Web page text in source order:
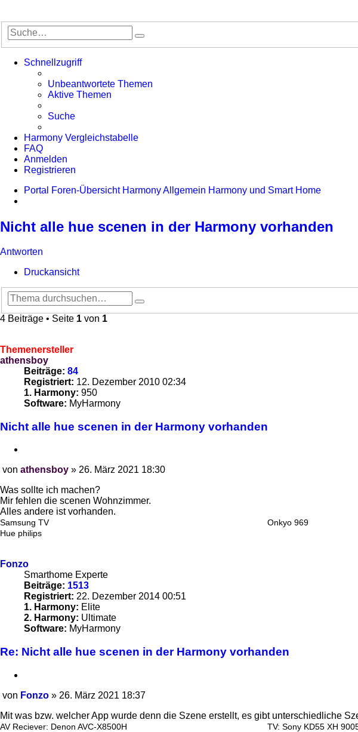
Suche
Suche
Schnellzugriff
Unbeantwortete Themen
Aktive Themen
Suche
Harmony Vergleichstabelle
FAQ
Anmelden
Registrieren
Portal
Foren-Übersicht Harmony Allgemein Harmony und Smart Home
Nicht alle hue scenen in der Harmony vorhanden
Antworten
Druckansicht
Suche
Suche
4 Beiträge • Seite 1 von 1
Themenersteller
athensboy
Beiträge: 84
Registriert: 12. Dezember 2010 02:34
1. Harmony: 950
Software: MyHarmony
Nicht alle hue scenen in der Harmony vorhanden
von athensboy » 26. März 2021 18:30
Was sollte ich machen?
Mir fehlen die scenen Wohnzimmer.
Alles andere ist vorhanden.
Samsung TV
Onkyo 969
Hue philips
Fonzo
Smarthome Experte
Beiträge: 1513
Registriert: 22. Dezember 2014 00:51
1. Harmony: Elite
2. Harmony: Ultimate
Software: MyHarmony
Re: Nicht alle hue scenen in der Harmony vorhanden
von Fonzo » 26. März 2021 18:37
Mit was bzw. welcher App wurde denn die Szene erstellt, es gibt unterschiedliche
AV Reciever: Denon AVC-X8500H
TV: Sony KD55 XH